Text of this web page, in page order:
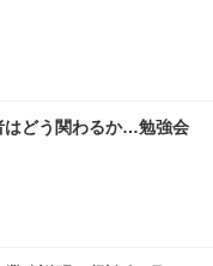
はどう関わるか…勉強会